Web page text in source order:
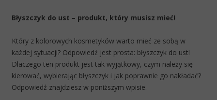
Błyszczyk do ust – produkt, który musisz mieć!
Który z kolorowych kosmetyków warto mieć ze sobą w
każdej sytuacji? Odpowiedź jest prosta: błyszczyk do ust!
Dlaczego ten produkt jest tak wyjątkowy, czym należy się
kierować, wybierając błyszczyk i jak poprawnie go nakładać?
Odpowiedź znajdziesz w poniższym wpisie.